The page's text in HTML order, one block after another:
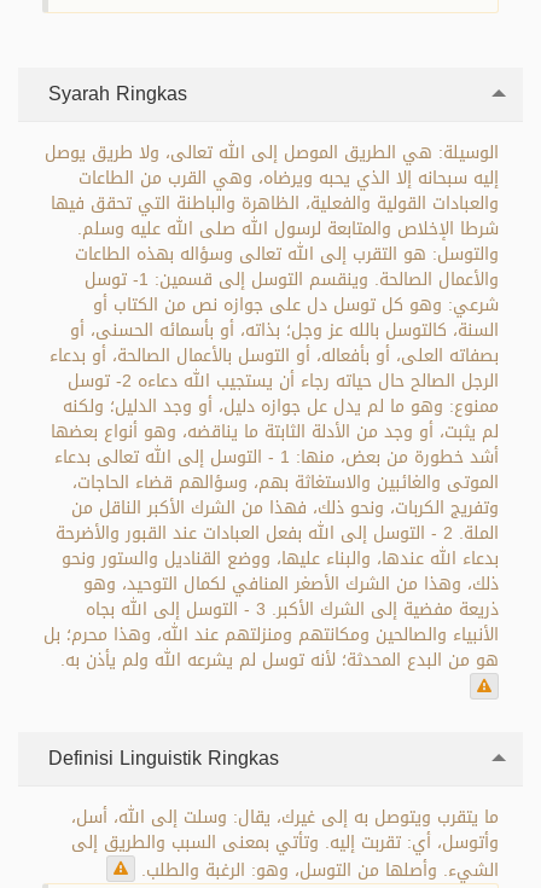
Syarah Ringkas
الوسيلة: هي الطريق الموصل إلى الله تعالى، ولا طريق يوصل
إليه سبحانه إلا الذي يحبه ويرضاه، وهي القرب من الطاعات
والعبادات القولية والفعلية، الظاهرة والباطنة التي تحقق فيها
شرطا الإخلاص والمتابعة لرسول الله صلى الله عليه وسلم.
والتوسل: هو التقرب إلى الله تعالى وسؤاله بهذه الطاعات
والأعمال الصالحة. وينقسم التوسل إلى قسمين: 1- توسل
شرعي: وهو كل توسل دل على جوازه نص من الكتاب أو
السنة، كالتوسل بالله عز وجل؛ بذاته، أو بأسمائه الحسنى، أو
بصفاته العلى، أو بأفعاله، أو التوسل بالأعمال الصالحة، أو بدعاء
الرجل الصالح حال حياته رجاء أن يستجيب الله دعاءه 2- توسل
ممنوع: وهو ما لم يدل عل جوازه دليل، أو وجد الدليل؛ ولكنه
لم يثبت، أو وجد من الأدلة الثابتة ما يناقضه، وهو أنواع بعضها
أشد خطورة من بعض، منها: 1 - التوسل إلى الله تعالى بدعاء
الموتى والغائبين والاستغاثة بهم، وسؤالهم قضاء الحاجات،
وتفريج الكربات، ونحو ذلك، فهذا من الشرك الأكبر الناقل من
الملة. 2 - التوسل إلى الله بفعل العبادات عند القبور والأضرحة
بدعاء الله عندها، والبناء عليها، ووضع القناديل والستور ونحو
ذلك، وهذا من الشرك الأصغر المنافي لكمال التوحيد، وهو
ذريعة مفضية إلى الشرك الأكبر. 3 - التوسل إلى الله بجاه
الأنبياء والصالحين ومكانتهم ومنزلتهم عند الله، وهذا محرم؛ بل
هو من البدع المحدثة؛ لأنه توسل لم يشرعه الله ولم يأذن به.
Definisi Linguistik Ringkas
ما يتقرب ويتوصل به إلى غيرك، يقال: وسلت إلى الله، أسل،
وأتوسل، أي: تقربت إليه. وتأتي بمعنى السبب والطريق إلى
الشيء. وأصلها من التوسل، وهو: الرغبة والطلب.